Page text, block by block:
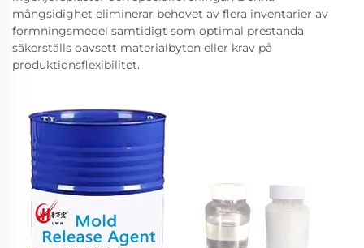
mångsidighet eliminerar behovet av flera inventarier av
formningsmedel samtidigt som optimal prestanda
säkerställs oavsett materialbyten eller krav på
produktionsflexibilitet.